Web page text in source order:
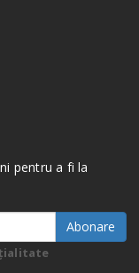
pentru a fi la
Abonare